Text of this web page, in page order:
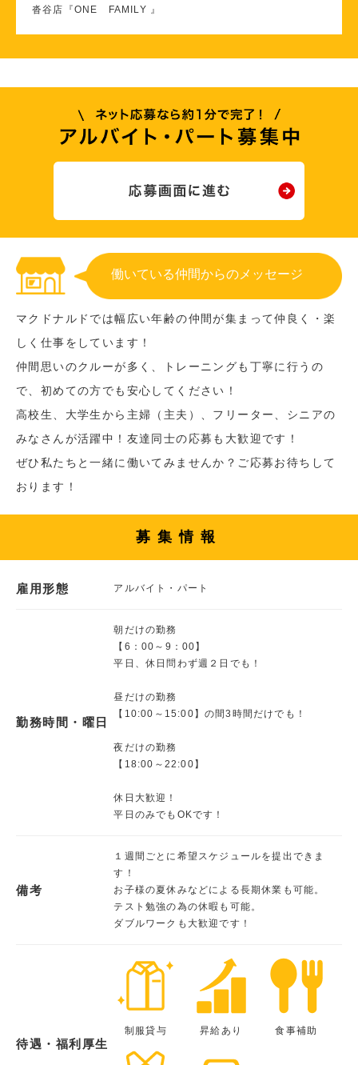
沓谷店『ONE FAMILY 』
働いている仲間からのメッセージ
マクドナルドでは幅広い年齢の仲間が集まって仲良く・楽
しく仕事をしています！
仲間思いのクルーが多く、トレーニングも丁寧に行うの
で、初めての方でも安心してください！
高校生、大学生から主婦（主夫）、フリーター、シニアの
みなさんが活躍中！友達同士の応募も大歓迎です！
ぜひ私たちと一緒に働いてみませんか？ご応募お待ちして
おります！
募集情報
雇用形態 アルバイト・パート
勤務時間・曜日
朝だけの勤務
【6：00～9：00】
平日、休日問わず週２日でも！
昼だけの勤務
【10:00～15:00】の間3時間だけでも！
夜だけの勤務
【18:00～22:00】
休日大歓迎！
平日のみでもOKです！
備考
１週間ごとに希望スケジュールを提出できま
す！
お子様の夏休みなどによる長期休業も可能。
テスト勉強の為の休暇も可能。
ダブルワークも大歓迎です！
待遇・福利厚生
制服貸与 昇給あり 食事補助